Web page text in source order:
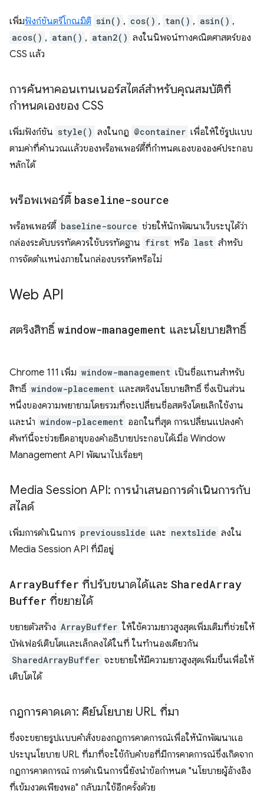
เพิ่มฟังก์ชันตรีโกณมิติ sin() , cos() , tan() , asin() ,
acos() , atan() , atan2() ลงในนิพจน์ทางคณิตศาสตร์ของ
CSS แล้ว
การค้นหาคอนเทนเนอร์สไตล์สำหรับคุณสมบัติที่
กำหนดเองของ CSS
เพิ่มฟังก์ชัน style() ลงในกฎ @container เพื่อให้ใช้รูปแบบ
ตามค่าที่คำนวณแล้วของพร็อพเพอร์ตี้ที่กำหนดเองขององค์ประกอบ
หลักได้
พร็อพเพอร์ตี้ baseline-source
พร็อพเพอร์ตี้ baseline-source ช่วยให้นักพัฒนาเว็บระบุได้ว่า
กล่องระดับบรรทัดควรใช้บรรทัดฐาน first หรือ last สำหรับ
การจัดตำแหน่งภายในกล่องบรรทัดหรือไม่
Web API
สตริงสิทธิ์ window-management และนโยบายสิทธิ์
Chrome 111 เพิ่ม window-management เป็นชื่อแทนสำหรับ
สิทธิ์ window-placement และสตริงนโยบายสิทธิ์ ซึ่งเป็นส่วน
หนึ่งของความพยายามโดยรวมที่จะเปลี่ยนชื่อสตริงโดยเลิกใช้งาน
และนำ window-placement ออกในที่สุด การเปลี่ยนแปลงคำ
ศัพท์นี้จะช่วยยืดอายุของคําอธิบายประกอบได้เมื่อ Window
Management API พัฒนาไปเรื่อยๆ
Media Session API: การนำเสนอการดำเนินการกับ
สไลด์
เพิ่มการดําเนินการ previousslide และ nextslide ลงใน
Media Session API ที่มีอยู่
ArrayBuffer ที่ปรับขนาดได้และ SharedArray
Buffer ที่ขยายได้
ขยายตัวสร้าง ArrayBuffer ให้ใช้ความยาวสูงสุดเพิ่มเติมที่ช่วยให้
บัฟเฟอร์เติบโตและเล็กลงได้ในที่ ในทํานองเดียวกัน
SharedArrayBuffer จะขยายให้มีความยาวสูงสุดเพิ่มขึ้นเพื่อให้
เติบโตได้
กฎการคาดเดา: คีย์นโยบาย URL ที่มา
ซึ่งจะขยายรูปแบบคำสั่งของกฎการคาดการณ์เพื่อให้นักพัฒนาแอ
ประบุนโยบาย URL ที่มาที่จะใช้กับคำขอที่มีการคาดการณ์ซึ่งเกิดจาก
กฎการคาดการณ์ การดำเนินการนี้ยังนําข้อกําหนด "นโยบายผู้อ้างอิง
ที่เข้มงวดเพียงพอ" กลับมาใช้อีกครั้งด้วย